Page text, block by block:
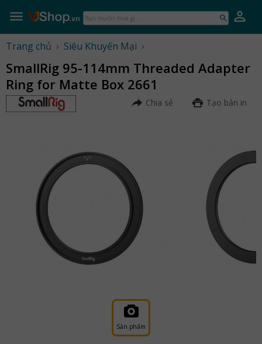
Bạn
muốn
gì...
Trang chủ › Siêu Khuyến Mại ›
SmallRig 95-114mm Threaded Adapter
Ring for Matte Box 2661
Chia sẻ Tạo bản in
Sản phẩm